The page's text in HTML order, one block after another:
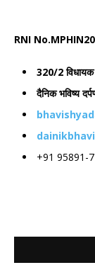
RNI
320/2
दैनिक भविष्य
+91 95891-